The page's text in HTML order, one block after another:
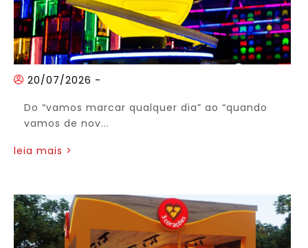
20/07/2026 -
Do “vamos marcar qualquer dia” ao “quando
vamos de nov...
leia mais >